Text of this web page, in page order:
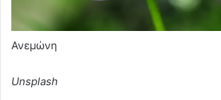
Ανεμώνη
Unsplash